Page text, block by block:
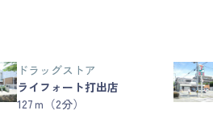
ドラッグストア
ライフォート打出店
127ｍ（2分）